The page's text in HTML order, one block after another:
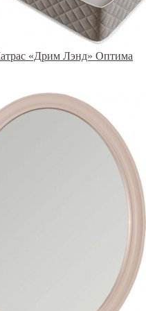
«Дрим Лэнд» Оптима